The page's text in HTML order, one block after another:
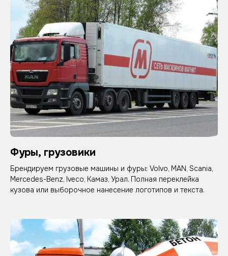
Фуры, грузовики
Брендируем грузовые машины и фуры: Volvo, MAN, Scania,
Mercedes-Benz, Iveco, Камаз, Урал. Полная переклейка
кузова или выборочное нанесение логотипов и текста.